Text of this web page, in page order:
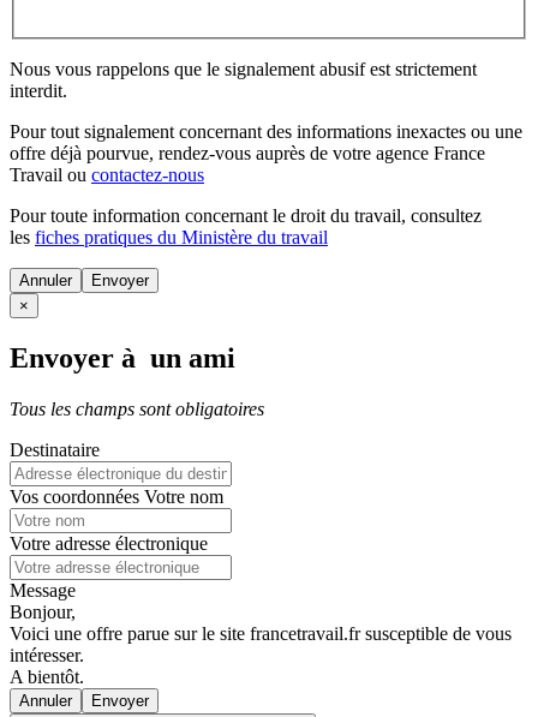
Nous vous rappelons que le signalement abusif est strictement
interdit.
Pour tout signalement concernant des informations inexactes ou une
offre déjà pourvue, rendez-vous auprès de votre agence France
Travail ou contactez-nous
Pour toute information concernant le droit du travail, consultez
les fiches pratiques du Ministère du travail
Annuler
×
Envoyer à un ami
Tous les champs sont obligatoires
Destinataire
Vos coordonnées Votre nom
Votre adresse électronique
Message
Bonjour,
Voici une offre parue sur le site francetravail.fr susceptible de vous
intéresser.
A bientôt.
Annuler